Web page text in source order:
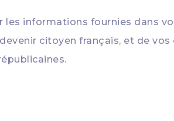
les informations fournies dans
citoyen français, et de vos